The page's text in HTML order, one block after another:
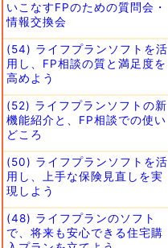
いこなすFPのための質問会・
情報交換会
(54) ライフプランソフトを活
用し、FP相談の質と満足度を
高めよう
(52) ライフプランソフトの新
機能紹介と、FP相談での使い
どころ
(50) ライフプランソフトを活
用し、上手な保険見直しを実
現しよう
(48) ライフプランのソフト
で、将来も安心できる住宅購